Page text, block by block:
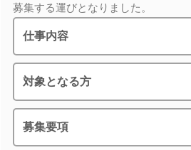
募集する運びとなりました。
仕事内容
対象となる方
募集要項